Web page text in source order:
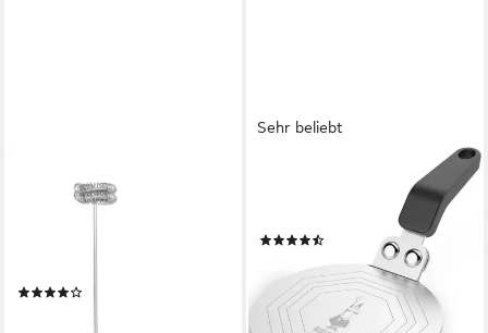
Milchaufschäumer Stab-
Sehr beliebt
Kochfeld-Adapter, Größe 1 bis
UVP23,90 €
-24%
lieferbar - in 3-4 Werktagen bei dir